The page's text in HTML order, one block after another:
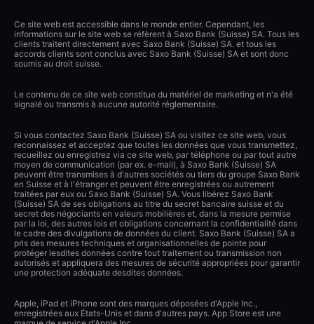
Ce site web est accessible dans le monde entier. Cependant, les
informations sur le site web se réfèrent à Saxo Bank (Suisse) SA. Tous les
clients traitent directement avec Saxo Bank (Suisse) SA. et tous les
accords clients sont conclus avec Saxo Bank (Suisse) SA et sont donc
soumis au droit suisse.
Le contenu de ce site web constitue du matériel de marketing et n'a été
signalé ou transmis à aucune autorité réglementaire.
Si vous contactez Saxo Bank (Suisse) SA ou visitez ce site web, vous
reconnaissez et acceptez que toutes les données que vous transmettez,
recueillez ou enregistrez via ce site web, par téléphone ou par tout autre
moyen de communication (par ex. e-mail), à Saxo Bank (Suisse) SA
peuvent être transmises à d'autres sociétés ou tiers du groupe Saxo Bank
en Suisse et à l'étranger et peuvent être enregistrées ou autrement
traitées par eux ou Saxo Bank (Suisse) SA. Vous libérez Saxo Bank
(Suisse) SA de ses obligations au titre du secret bancaire suisse et du
secret des négociants en valeurs mobilières et, dans la mesure permise
par la loi, des autres lois et obligations concernant la confidentialité dans
le cadre des divulgations de données du client. Saxo Bank (Suisse) SA a
pris des mesures techniques et organisationnelles de pointe pour
protéger lesdites données contre tout traitement ou transmission non
autorisés et appliquera des mesures de sécurité appropriées pour garantir
une protection adéquate desdites données.
Apple, iPad et iPhone sont des marques déposées d'Apple Inc.,
enregistrées aux États-Unis et dans d'autres pays. App Store est une